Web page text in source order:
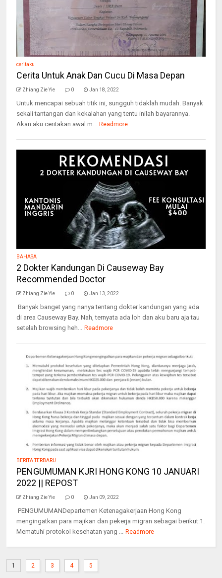
ceritaku
Cerita Untuk Anak Dan Cucu Di Masa Depan
Zhiang Zie Yie 0 Jan 18, 2022
Untuk mencapai sebuah titik ini, sungguh tidaklah mudah. Banyak
sekali tantangan dan kekalahan yang tentu inilah bayarannya.
Akan aku ceritakan awal m... Readmore
BAHASA
2 Dokter Kandungan Di Causeway Bay
Recommended Doctor
Zhiang Zie Yie 0 Jan 13, 2022
Banyak banget yang nanya tentang dokter kandungan yang ada
di area Causeway Bay. Nah, ternyata ada loh dan aku baru aja tau
setelah browsing heh... Readmore
BERITA TERBARU
PENGUMUMAN KJRI HONG KONG 10 JANUARI
2022 || REPOST
Zhiang Zie Yie 0 Jan 09, 2022
PENGUMUMANDepartemen Ketenagakerjaan Hong Kong
mengingatkan para majikan dan pekerja migran sebagai berikut:1.
Mematuhi protokol kesehatan yang ... Readmore
1 2 3 4 5